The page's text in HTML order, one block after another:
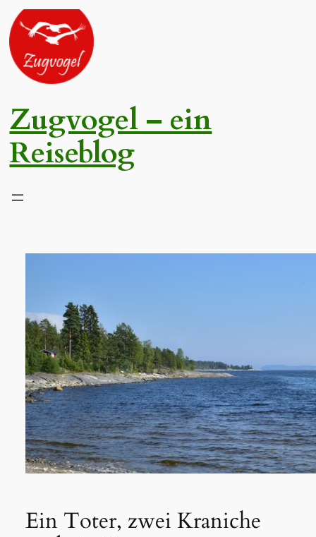
Zum
Inhalt
springen
Zugvogel – ein
Reiseblog
Ein Toter, zwei Kraniche